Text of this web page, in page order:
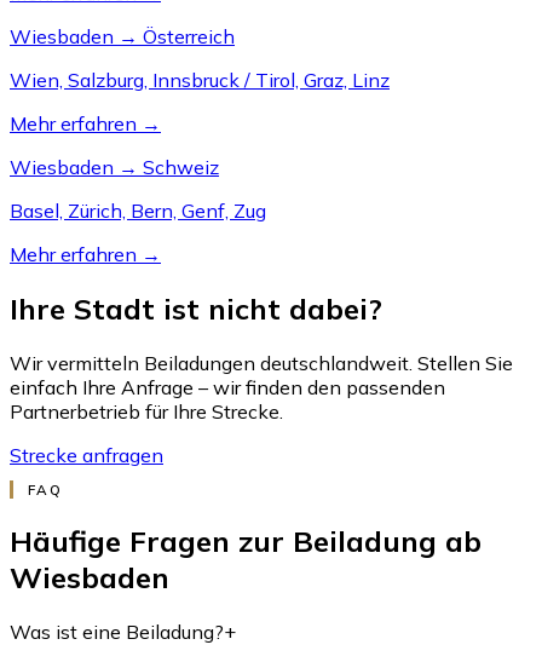
Wiesbaden → Österreich
Wien, Salzburg, Innsbruck / Tirol, Graz, Linz
Mehr erfahren →
Wiesbaden → Schweiz
Basel, Zürich, Bern, Genf, Zug
Mehr erfahren →
Ihre Stadt ist nicht dabei?
Wir vermitteln Beiladungen deutschlandweit. Stellen Sie
einfach Ihre Anfrage – wir finden den passenden
Partnerbetrieb für Ihre Strecke.
Strecke anfragen
FAQ
Häufige Fragen zur Beiladung ab
Wiesbaden
Was ist eine Beiladung?+